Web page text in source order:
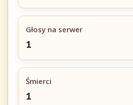
Głosy na serwer
1
Śmierci
1